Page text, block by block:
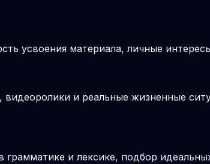
усвоения материала, личные
и реальные жизненные
и лексике, подбор